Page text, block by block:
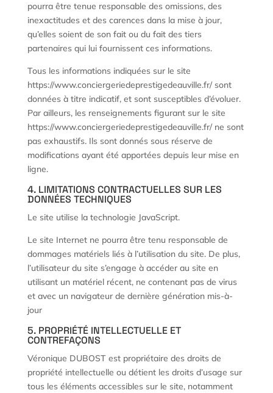
pourra être tenue responsable des omissions, des
inexactitudes et des carences dans la mise à jour,
qu’elles soient de son fait ou du fait des tiers
partenaires qui lui fournissent ces informations.
Tous les informations indiquées sur le site
https://www.conciergeriedeprestigedeauville.fr/ sont
données à titre indicatif, et sont susceptibles d’évoluer.
Par ailleurs, les renseignements figurant sur le site
https://www.conciergeriedeprestigedeauville.fr/ ne sont
pas exhaustifs. Ils sont donnés sous réserve de
modifications ayant été apportées depuis leur mise en
ligne.
4. LIMITATIONS CONTRACTUELLES SUR LES
DONNÉES TECHNIQUES
Le site utilise la technologie JavaScript.
Le site Internet ne pourra être tenu responsable de
dommages matériels liés à l’utilisation du site. De plus,
l’utilisateur du site s’engage à accéder au site en
utilisant un matériel récent, ne contenant pas de virus
et avec un navigateur de dernière génération mis-à-
jour
5. PROPRIÉTÉ INTELLECTUELLE ET
CONTREFAÇONS
Véronique DUBOST est propriétaire des droits de
propriété intellectuelle ou détient les droits d’usage sur
tous les éléments accessibles sur le site, notamment